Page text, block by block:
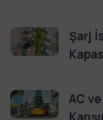
Şarj
AC